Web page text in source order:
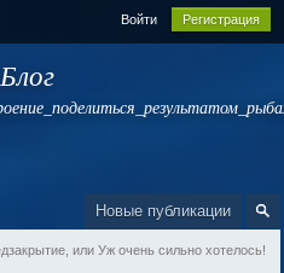
Войти Регистрация
Новые публикации
или Уж очень сильно хотелось!